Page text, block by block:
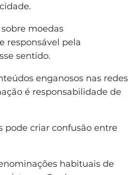
moedas
responsável pela
sentido.
enganosos nas redes
é responsabilidade de
criar confusão entre
habituais de